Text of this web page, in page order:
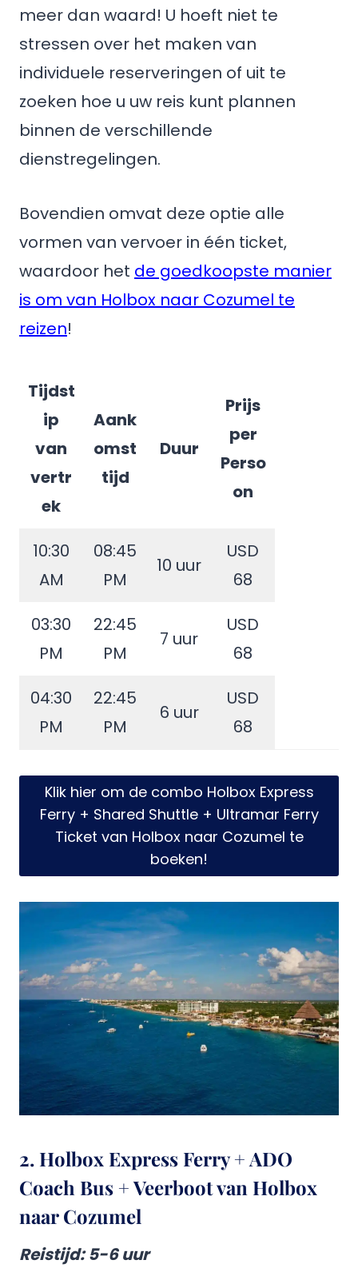
meer dan waard! U hoeft niet te
stressen over het maken van
individuele reserveringen of uit te
zoeken hoe u uw reis kunt plannen
binnen de verschillende
dienstregelingen.
Bovendien omvat deze optie alle
vormen van vervoer in één ticket,
waardoor het de goedkoopste manier
is om van Holbox naar Cozumel te
reizen!
Tijdst
ip
van
vertr
ek
Aank
omst
tijd
Duur
Prijs
per
Perso
on
10:30
AM
08:45
PM
10 uur
USD
68
03:30
PM
22:45
PM
7 uur
USD
68
04:30
PM
22:45
PM
6 uur
USD
68
Klik hier om de combo Holbox Express
Ferry + Shared Shuttle + Ultramar Ferry
Ticket van Holbox naar Cozumel te
boeken!
2. Holbox Express Ferry + ADO
Coach Bus + Veerboot van Holbox
naar Cozumel
Reistijd: 5-6 uur